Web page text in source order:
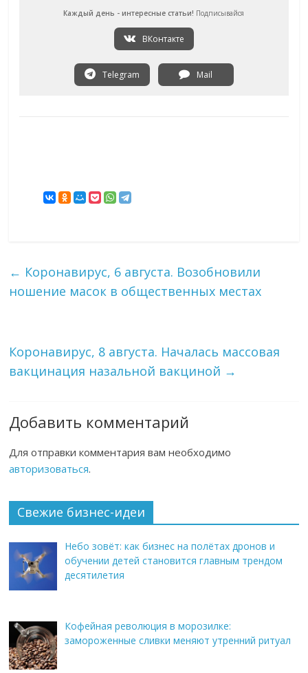
Каждый день - интересные статьи! Подписывайся
ВКонтакте
Telegram Mail
← Коронавирус, 6 августа. Возобновили
ношение масок в общественных местах
Коронавирус, 8 августа. Началась массовая
вакцинация назальной вакциной →
Добавить комментарий
Для отправки комментария вам необходимо
авторизоваться.
Свежие бизнес-идеи
Небо зовёт: как бизнес на полётах дронов и
обучении детей становится главным трендом
десятилетия
Кофейная революция в морозилке:
замороженные сливки меняют утренний ритуал